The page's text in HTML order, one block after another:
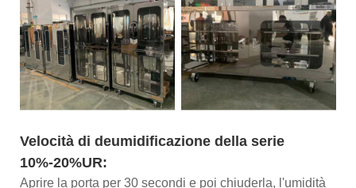
Velocità di deumidificazione della serie
10%-20%UR:
Aprire la porta per 30 secondi e poi chiuderla, l'umidità